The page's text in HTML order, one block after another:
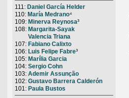
111: Daniel García Helder
110: María Medrano⁴
109: Minerva Reynosa³
108: Margarita-Sayak
Valencia Triana
107: Fabiano Calixto
106: Luis Felipe Fabre³
105: Marília Garcia
104: Sergio Cohn
103: Ademir Assunção
102: Gustavo Barrera Calderón
101: Paula Bustos